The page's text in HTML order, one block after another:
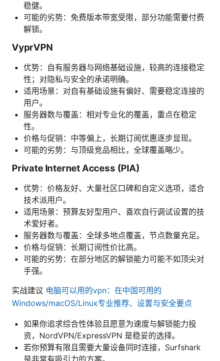
稳健。
可能的劣势：免费版本带宽受限，部分功能需要付费
解锁。
VyprVPN
优势：自有服务器与网络基础设施，较高的连接稳定
性；对隐私与安全的承诺明确。
适用场景：对自有基础设施有偏好、需要稳定连接的
用户。
服务器数与覆盖：相对专业化的覆盖，重点在稳定
性。
价格与促销：中等偏上，长期订阅优惠逐步显现。
可能的劣势：与顶级竞品相比，全球覆盖略少。
Private Internet Access (PIA)
优势：价格友好、大量社区口碑和自定义选项，适合
技术派用户。
适用场景：预算友好型用户、喜欢自行调试设置的技
术爱好者。
服务器数与覆盖：全球多地点覆盖，节点数量充足。
价格与促销：长期订阅性价比高。
可能的劣势：在部分地区的解锁能力可能不如顶尖对
手强。
实战建议 电脑可以用的vpn：在中国可用的
Windows/macOS/Linux专业推荐、设置与安全要点
如果你追求综合性体验且愿意为速度与解锁能力投
资，NordVPN/ExpressVPN 是稳妥的选择。
若你预算有限且需要大量设备同时连接，Surfshark